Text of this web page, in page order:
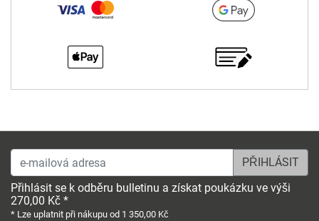
e-mailová adresa
Přihlásit se k odběru bulletinu a získat poukázku ve výši
270,00 Kč *
* Lze uplatnit při nákupu od 1 350,00 Kč